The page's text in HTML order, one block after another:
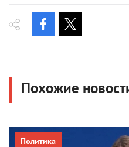
Похожие
Политика